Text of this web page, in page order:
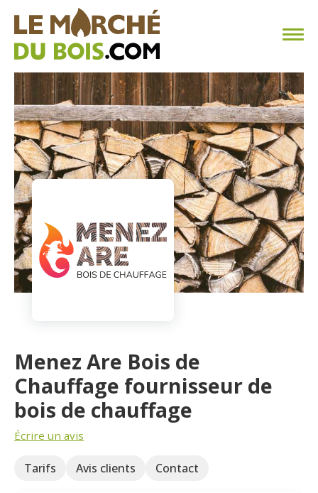
CHAUFFAGE AU BOIS
FAQ
CALCULER SA CONSOMMATION
TROUVER SON FOURNISSEUR
BLOG
ESPACE PRO
Menez Are Bois de
Chauffage fournisseur de
bois de chauffage
Écrire un avis
Tarifs Avis clients Contact